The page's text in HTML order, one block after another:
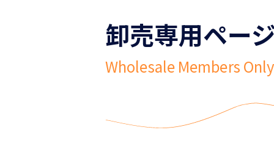
卸売専用ペー
Wholesale Members